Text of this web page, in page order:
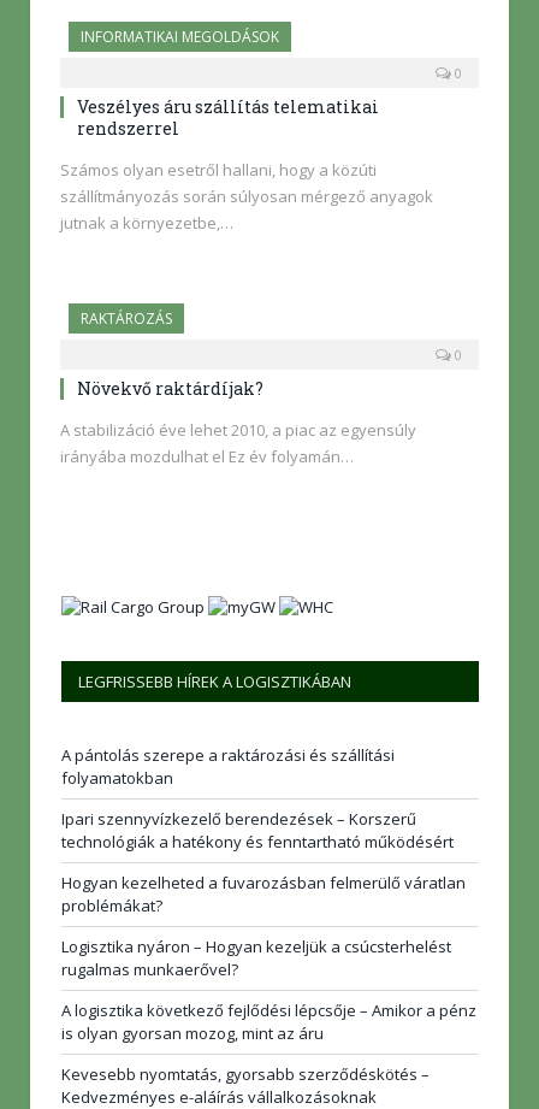
INFORMATIKAI MEGOLDÁSOK
0
Veszélyes áru szállítás telematikai
rendszerrel
Számos olyan esetről hallani, hogy a közúti
szállítmányozás során súlyosan mérgező anyagok
jutnak a környezetbe,…
RAKTÁROZÁS
0
Növekvő raktárdíjak?
A stabilizáció éve lehet 2010, a piac az egyensúly
irányába mozdulhat el Ez év folyamán…
LEGFRISSEBB HÍREK A LOGISZTIKÁBAN
A pántolás szerepe a raktározási és szállítási
folyamatokban
Ipari szennyvízkezelő berendezések – Korszerű
technológiák a hatékony és fenntartható működésért
Hogyan kezelheted a fuvarozásban felmerülő váratlan
problémákat?
Logisztika nyáron – Hogyan kezeljük a csúcsterhelést
rugalmas munkaerővel?
A logisztika következő fejlődési lépcsője – Amikor a pénz
is olyan gyorsan mozog, mint az áru
Kevesebb nyomtatás, gyorsabb szerződéskötés –
Kedvezményes e-aláírás vállalkozásoknak